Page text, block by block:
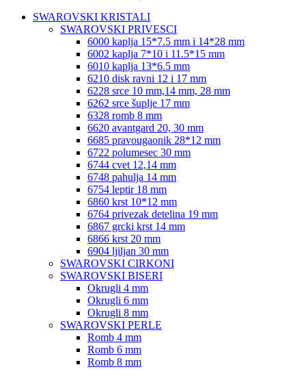
SWAROVSKI KRISTALI
SWAROVSKI PRIVESCI
6000 kaplja 15*7.5 mm i 14*28 mm
6002 kaplja 7*10 i 11.5*15 mm
6010 kaplja 13*6.5 mm
6210 disk ravni 12 i 17 mm
6228 srce 10 mm,14 mm, 28 mm
6262 srce šuplje 17 mm
6328 romb 8 mm
6620 avantgard 20, 30 mm
6685 pravougaonik 28*12 mm
6722 polumesec 30 mm
6744 cvet 12,14 mm
6748 pahulja 14 mm
6754 leptir 18 mm
6860 krst 10*12 mm
6764 privezak detelina 19 mm
6867 grcki krst 14 mm
6866 krst 20 mm
6904 ljiljan 30 mm
SWAROVSKI CIRKONI
SWAROVSKI BISERI
Okrugli 4 mm
Okrugli 6 mm
Okrugli 8 mm
SWAROVSKI PERLE
Romb 4 mm
Romb 6 mm
Romb 8 mm